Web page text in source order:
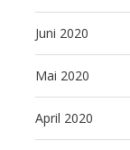
Juni 2020
Mai 2020
April 2020